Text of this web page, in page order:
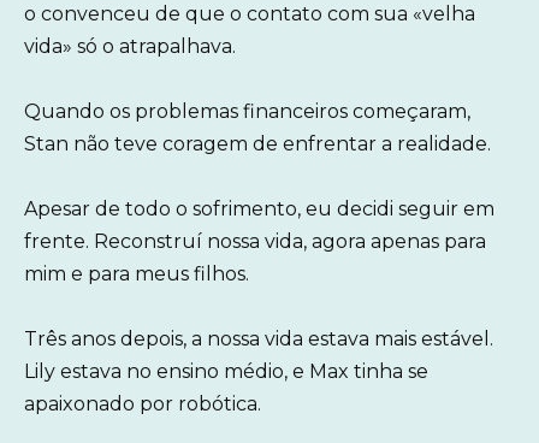
o convenceu de que o contato com sua «velha
vida» só o atrapalhava.
Quando os problemas financeiros começaram,
Stan não teve coragem de enfrentar a realidade.
Apesar de todo o sofrimento, eu decidi seguir em
frente. Reconstruí nossa vida, agora apenas para
mim e para meus filhos.
Três anos depois, a nossa vida estava mais estável.
Lily estava no ensino médio, e Max tinha se
apaixonado por robótica.